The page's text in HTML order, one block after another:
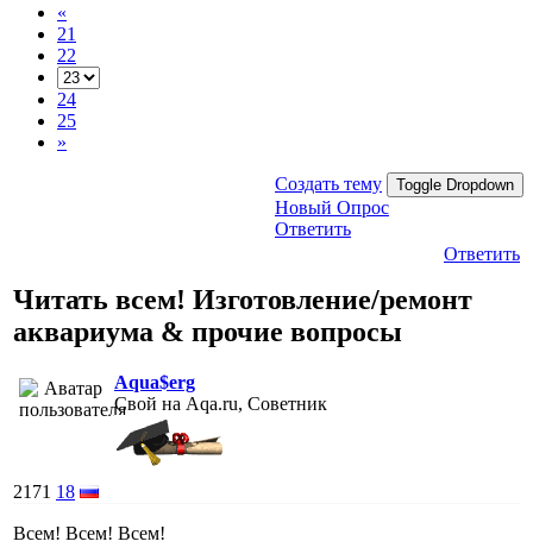
«
21
22
24
25
»
Создать тему Toggle Dropdown
Новый Опрос
Ответить
Ответить
Читать всем! Изготовление/ремонт
аквариума & прочие вопросы
Aqua$erg
Свой на Aqa.ru, Советник
2171 18
Всем! Всем! Всем!